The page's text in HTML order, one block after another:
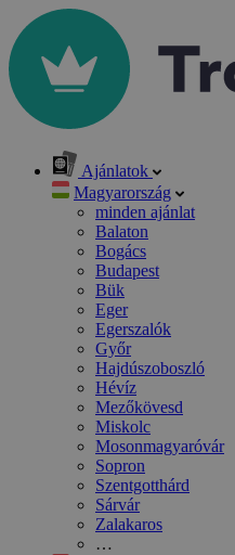
Ajánlatok
Magyarország
minden ajánlat
Balaton
Bogács
Budapest
Bük
Eger
Egerszalók
Győr
Hajdúszoboszló
Hévíz
Mezőkövesd
Miskolc
Mosonmagyaróvár
Sopron
Szentgotthárd
Sárvár
Zalakaros
…